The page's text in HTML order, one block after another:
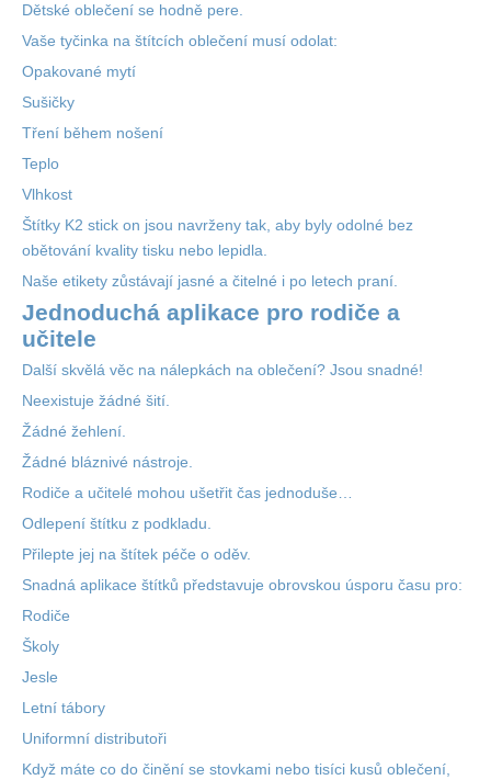
Dětské oblečení se hodně pere.
Vaše tyčinka na štítcích oblečení musí odolat:
Opakované mytí
Sušičky
Tření během nošení
Teplo
Vlhkost
Štítky K2 stick on jsou navrženy tak, aby byly odolné bez
obětování kvality tisku nebo lepidla.
Naše etikety zůstávají jasné a čitelné i po letech praní.
Jednoduchá aplikace pro rodiče a
učitele
Další skvělá věc na nálepkách na oblečení? Jsou snadné!
Neexistuje žádné šití.
Žádné žehlení.
Žádné bláznivé nástroje.
Rodiče a učitelé mohou ušetřit čas jednoduše…
Odlepení štítku z podkladu.
Přilepte jej na štítek péče o oděv.
Snadná aplikace štítků představuje obrovskou úsporu času pro:
Rodiče
Školy
Jesle
Letní tábory
Uniformní distributoři
Když máte co do činění se stovkami nebo tisíci kusů oblečení,